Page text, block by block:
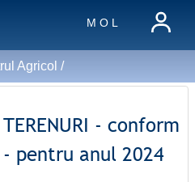
M O L
Agricol /
TERENURI - conform
pentru anul 2024